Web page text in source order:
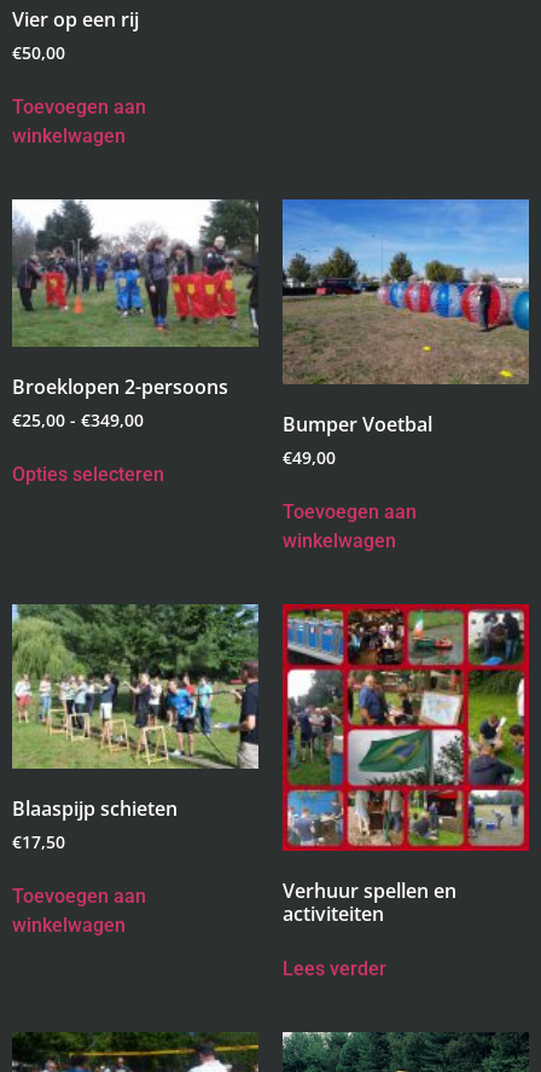
Vier op een rij
€50,00
Toevoegen aan
winkelwagen
Broeklopen 2-persoons
€25,00 - €349,00
Opties selecteren
Bumper Voetbal
€49,00
Toevoegen aan
winkelwagen
Blaaspijp schieten
€17,50
Toevoegen aan
winkelwagen
Verhuur spellen en
activiteiten
Lees verder